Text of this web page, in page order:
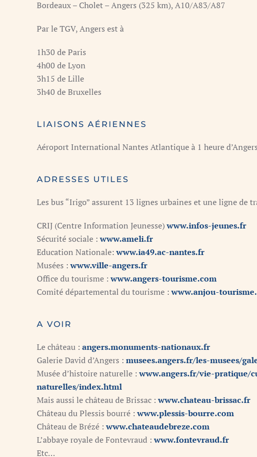
Bordeaux – Cholet – Angers (325 km), A10/A83/A87
Par le TGV, Angers est à
1h30 de Paris
4h00 de Lyon
3h15 de Lille
3h40 de Bruxelles
LIAISONS AÉRIENNES
Aéroport International Nantes Atlantique à 1 heure
ADRESSES UTILES
Les bus “Irigo” assurent 13 lignes urbaines et une ligne de
CRIJ (Centre Information Jeunesse)www.infos-jeunes.fr
Sécurité sociale :www.ameli.fr
Education Nationale:www.ia49.ac-nantes.fr
Musées :www.ville-angers.fr
Office du tourisme :www.angers-tourisme.com
Comité départemental du tourisme :www.anjou-
A VOIR
Le château : angers.monuments-nationaux.fr
Galerie David d’Angers : musees.angers.fr/les-musees/
Musée d’histoire naturelle :www.angers.fr/vie-pratique/
naturelles/index.html
Mais aussi le château de Brissac :www.chateau-brissac.fr
Château du Plessis bourré :www.plessis-bourre.com
Château de Brézé :www.chateaudebreze.com
L’abbaye royale de Fontevraud :www.fontevraud.fr
Etc…